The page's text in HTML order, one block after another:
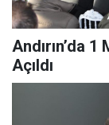
Andırın’da
Açıldı